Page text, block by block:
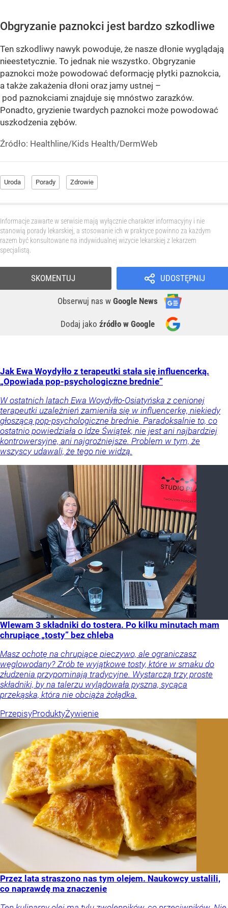
Obgryzanie paznokci jest bardzo szkodliwe
Ten szkodliwy nawyk powoduje, że nasze dłonie wyglądają
nieestetycznie. To jednak nie wszystko. Obgryzanie
paznokci może powodować deformację płytki paznokcia,
a także zakażenia dłoni oraz jamy ustnej –
pod paznokciami znajduje się mnóstwo zarazków.
Ponadto, gryzienie twardych paznokci może powodować
uszkodzenia zębów.
Źródło: Healthline/Kids Health/DermWeb
Uroda Porady Zdrowie
Informacje zawarte w serwisie mają wyłącznie charakter informacyjny i nie
stanowią porady lekarskiej, a stosowanie ich w praktyce powinno za każdym
razem być konsultowane na indywidualnej wizycie lekarskiej z lekarzem
specjalistą.
UDOSTĘPNIJ
Obserwuj nas w Google News
Dodaj jako źródło w Google
SKOMENTUJ
Jak Ewa Woydyłło z terapeutki stała się influencerką.
„Opowiada pop-psychologiczne brednie”
W ostatnich latach Ewa Woydyłło-Osiatyńska z cenionej
terapeutki uzależnień zamieniła się w influencerkę, niekiedy
głoszącą pop-psychologiczne brednie. Paradoksalnie to, co
ostatnio powiedziała o Idze Świątek, nie jest ani najbardziej
kontrowersyjne, ani najgroźniejsze. Problem w tym, że
wszyscy udawali, że tego nie widzą.
Wlewam 3 składniki do tostera. Po kilku minutach mam
chrupiące „tosty” bez chleba
Masz ochotę na chrupiące pieczywo, ale ograniczasz
węglowodany? Zrób te wyjątkowe tosty, które w smaku do
złudzenia przypominają tradycyjne. Wystarczą trzy proste
składniki, by na talerzu wylądowała pyszna, sycąca
przekąska, która nie obciąża żołądka.
PrzepisyProduktyŻywienie
Przez lata straszono nas tym olejem. Naukowcy ustalili,
co naprawdę ma znaczenie